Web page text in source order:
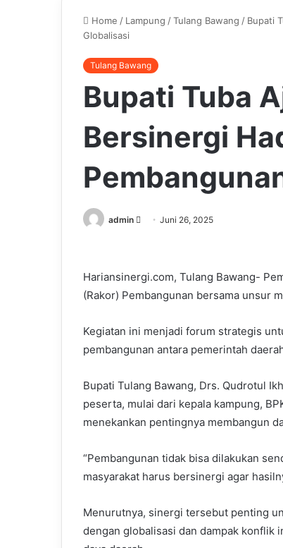
Home / Lampung /Tulang Bawang / Bupati
Globalisasi
Tulang Bawang
Bupati Tuba
Bersinergi
admin
SendJuni 26, 2025
Hariansinergi.com, Tulang Bawang-
(Rakor) Pembangunan bersama unsur
Kegiatan ini menjadi forum strategis
pembangunan antara pemerintah
Bupati Tulang Bawang, Drs. Qudrotul
peserta, mulai dari kepala kampung,
menekankan pentingnya membangun
“Pembangunan tidak bisa dilakukan
masyarakat harus bersinergi agar
Menurutnya, sinergi tersebut penting
dengan globalisasi dan dampak konflik